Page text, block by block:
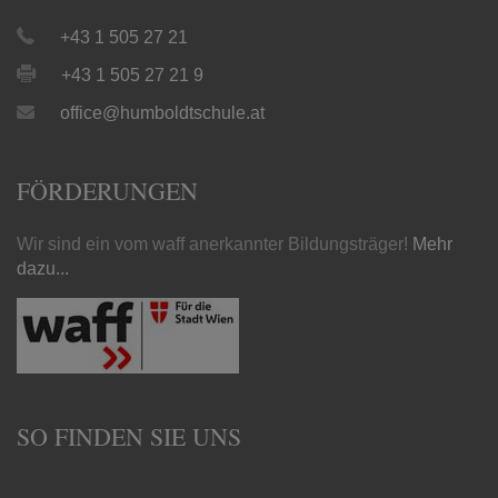
+43 1 505 27 21
+43 1 505 27 21 9
office@humboldtschule.at
FÖRDERUNGEN
Wir sind ein vom waff anerkannter Bildungsträger! Mehr
dazu...
SO FINDEN SIE UNS